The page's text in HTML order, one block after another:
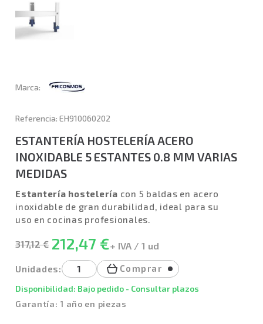
Marca:
Referencia: EH910060202
ESTANTERÍA HOSTELERÍA ACERO
INOXIDABLE 5 ESTANTES 0.8 MM VARIAS
MEDIDAS
Estantería hostelería con 5 baldas en acero
inoxidable de gran durabilidad, ideal para su
uso en cocinas profesionales.
317,12 € 212,47 €+ IVA / 1 ud
Unidades: Comprar
Disponibilidad: Bajo pedido - Consultar plazos
Garantía: 1 año en piezas